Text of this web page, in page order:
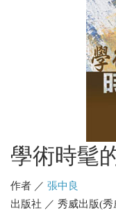
學術時髦
作者 ／ 張中良
出版社 ／ 秀威出版(秀